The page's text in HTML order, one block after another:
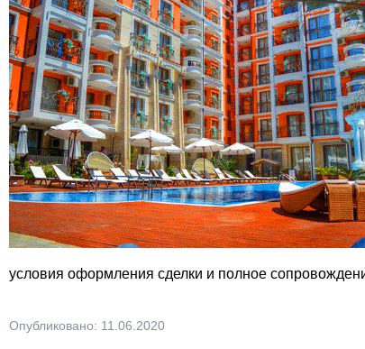
условия оформления сделки и полное
Опубликовано: 11.06.2020